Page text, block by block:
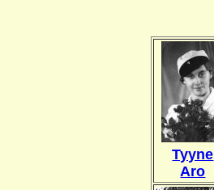
Tyyne
Aro